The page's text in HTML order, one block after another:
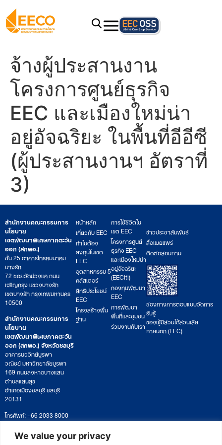
We value your privacy
จ้างผู้ประสานงาน
โครงการศูนย์ธุรกิจ
EEC และเมืองใหม่น่า
อยู่อัจฉริยะ ในพื้นที่อีอีซี
(ผู้ประสานงานฯ อัตราที่
3)
สำนักงานคณะกรรมการ
นโยบาย
เขตพัฒนาพิเศษภาคตะวัน
ออก (สกพอ.)
ชั้น 25 อาคารโทรคมนาคม
บางรัก
72 ซอยวัดม่วงแค ถนน
เจริญกรุง แขวงบางรัก
เขตบางรัก กรุงเทพมหานคร
10500
สำนักงานคณะกรรมการ
นโยบาย
เขตพัฒนาพิเศษภาคตะวัน
ออก (สกพอ.) จังหวัดชลบุรี
อาคารนววิทย์บูรพา
วณิชย์ มหาวิทยาลัยบูรพา
169 ถนนลงหาดบางแสน
ตำบลแสนสุข
อำเภอเมืองชลบุรี ชลบุรี
20131
โทรศัพท์: +66 2033 8000
เวลาทำการ: จันทร์ – ศุกร์
09:00 – 17:00 น.
ติดตามหนังสือหรือยื่นเอกสาร
หน้าหลัก
เกี่ยวกับ EEC
ทำไมต้อง
ลงทุนในเขต
EEC
อุตสาหกรรม 5
คลัสเตอร์
สิทธิประโยชน์
EEC
โครงสร้างพื้น
ฐาน
การใช้ชีวิตใน
เขต EEC
โครงการศูนย์
ธุรกิจ EEC
และเมืองใหม่น่า
อยู่อัจฉริยะ
(EECiti)
กองทุนพัฒนา
EEC
การพัฒนา
พื้นที่และชุมชน
ร่วมงานกับเรา
ข่าวประชาสัมพันธ์
สื่อเผยแพร่
ติดต่อสอบถาม
ช่องทางการตอบแบบวัดการ
รับรู้
ของผู้มีส่วนได้ส่วนเสีย
ภายนอก (EEC)